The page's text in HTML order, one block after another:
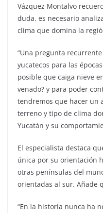
Vázquez Montalvo
duda, es necesario
clima que domina la
“Una pregunta
yucatecos para las
posible que caiga nieve
venado? y para poder
tendremos que hacer un
terreno y tipo de clima
Yucatán y su
El especialista destaca
única por su orientación
otras penínsulas del
orientadas al sur. Añade
“En la historia nunca ha